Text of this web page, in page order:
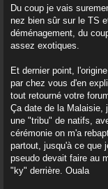
Du coup je vais
nez bien sûr sur le TS
déménagement, du
assez exotiques.
Et dernier point,
par chez vous d'en
tout retourné votre
Ça date de la Malaisie,
une "tribu" de natifs,
cérémonie on m'a
partout, jusqu'à ce que
pseudo devait faire au
"ky" derrière. Ouala